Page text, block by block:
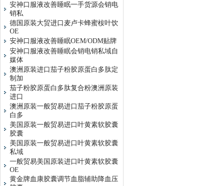
安神口服液改善睡眠一手货源会销电
销私
德国原装大贸进口麦卢卡蜂蜜桉叶饮
OE
安神口服液改善睡眠OEM/ODM贴牌
安神口服液改善睡眠会销电销私域自
媒体
澳洲原装进口茄子粉胶原蛋白多肽定
制加
茄子粉胶原蛋白多肽复合粉澳洲原装
进口
澳洲原装一般贸易进口茄子粉胶原蛋
白多
美国原装一般贸易进口叶黄素软胶囊
胶囊
美国原装一般贸易进口叶黄素软胶囊
私域
一般贸易美国原装进口叶黄素软胶囊
OE
黄金牌血康胶囊调节血脂辅助降血压